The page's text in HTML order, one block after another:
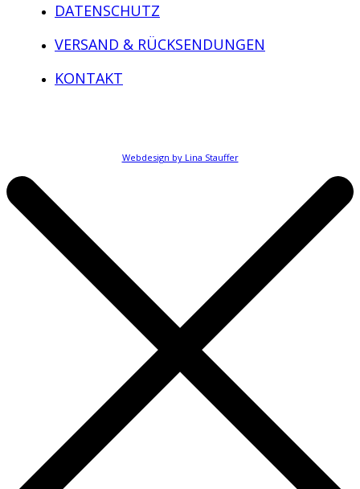
DATENSCHUTZ
VERSAND & RÜCKSENDUNGEN
KONTAKT
Webdesign by Lina Stauffer